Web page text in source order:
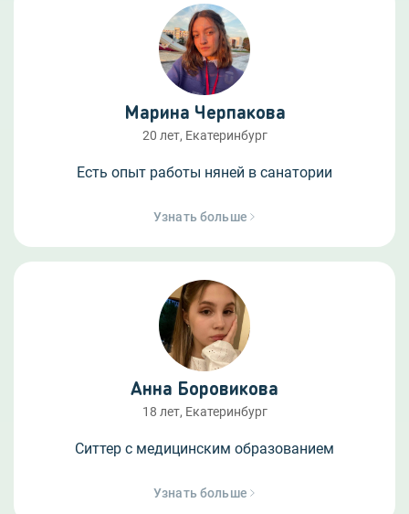
Марина Черпакова
20 лет, Екатеринбург
Есть опыт работы няней в санатории
Узнать больше
Анна Боровикова
18 лет, Екатеринбург
Ситтер с медицинским образованием
Узнать больше